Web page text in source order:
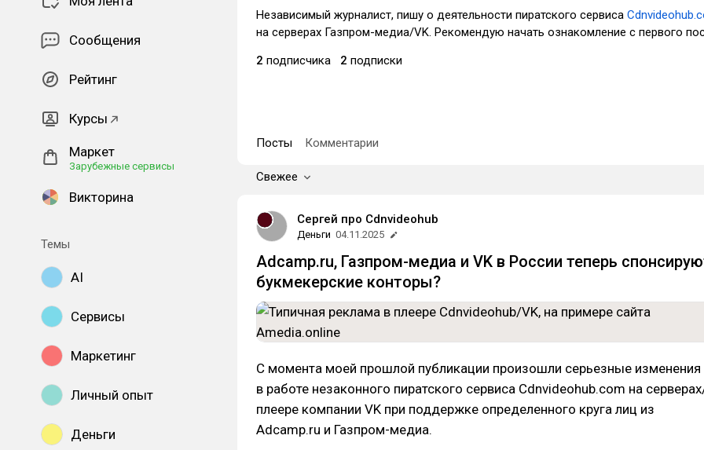
Сообщения
Рейтинг
Курсы
Маркет
Зарубежные сервисы
Викторина
Темы
AI
Сервисы
Маркетинг
Личный опыт
Деньги
Независимый журналист, пишу о деятельности пиратского сервиса
на серверах Газпром-медиа/VK. Рекомендую начать ознакомление с первого
2 подписчика 2 подписки
Посты Комментарии
Свежее
Сергей про Cdnvideohub
Деньги 04.11.2025
Adcamp.ru, Газпром-медиа и VK в России теперь
букмекерские конторы?
С момента моей прошлой публикации произошли серьезные изменения
в работе незаконного пиратского сервиса Cdnvideohub.com на
плеере компании VK при поддержке определенного круга лиц из
Adcamp.ru и Газпром-медиа.